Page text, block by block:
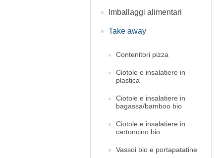
Imballaggi alimentari
Take away
Contenitori pizza
Ciotole e insalatiere in
plastica
Ciotole e insalatiere in
bagassa/bamboo bio
Ciotole e insalatiere in
cartoncino bio
Vassoi bio e portapatatine